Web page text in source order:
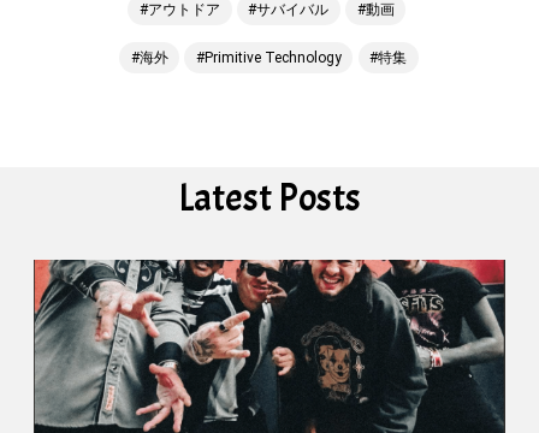
アウトドア サバイバル 動画
海外 Primitive Technology 特集
Latest Posts